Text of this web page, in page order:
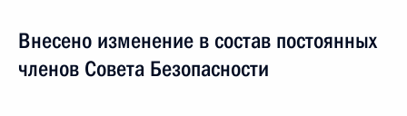
Внесено изменение в состав постоянных
членов Совета Безопасности